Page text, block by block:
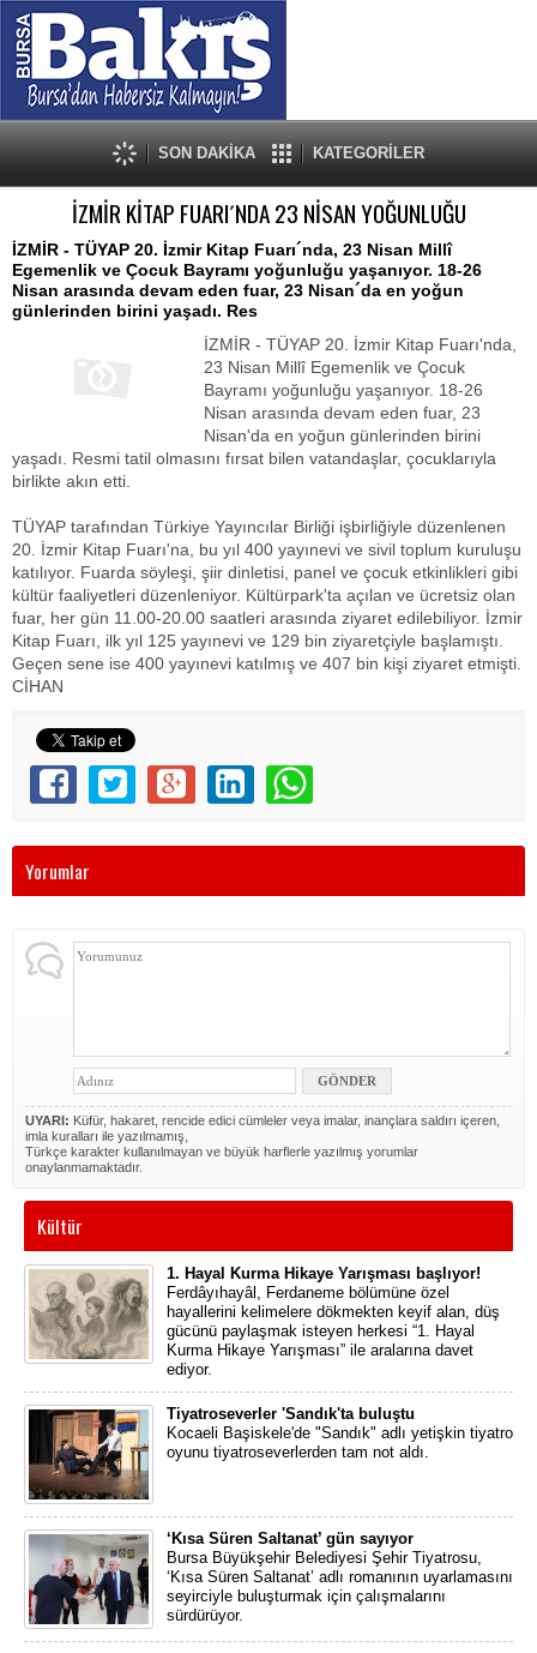
SON DAKİKA KATEGORİLER
İZMİR KİTAP FUARI´NDA 23 NİSAN YOĞUNLUĞU
İZMİR - TÜYAP 20. İzmir Kitap Fuarı´nda, 23 Nisan Millî
Egemenlik ve Çocuk Bayramı yoğunluğu yaşanıyor. 18-26
Nisan arasında devam eden fuar, 23 Nisan´da en yoğun
günlerinden birini yaşadı. Res
İZMİR - TÜYAP 20. İzmir Kitap Fuarı'nda,
23 Nisan Millî Egemenlik ve Çocuk
Bayramı yoğunluğu yaşanıyor. 18-26
Nisan arasında devam eden fuar, 23
Nisan'da en yoğun günlerinden birini
yaşadı. Resmi tatil olmasını fırsat bilen vatandaşlar, çocuklarıyla
birlikte akın etti.
TÜYAP tarafından Türkiye Yayıncılar Birliği işbirliğiyle düzenlenen
20. İzmir Kitap Fuarı'na, bu yıl 400 yayınevi ve sivil toplum kuruluşu
katılıyor. Fuarda söyleşi, şiir dinletisi, panel ve çocuk etkinlikleri gibi
kültür faaliyetleri düzenleniyor. Kültürpark'ta açılan ve ücretsiz olan
fuar, her gün 11.00-20.00 saatleri arasında ziyaret edilebiliyor. İzmir
Kitap Fuarı, ilk yıl 125 yayınevi ve 129 bin ziyaretçiyle başlamıştı.
Geçen sene ise 400 yayınevi katılmış ve 407 bin kişi ziyaret etmişti.
CİHAN
Yorumlar
UYARI: Küfür, hakaret, rencide edici cümleler veya imalar, inançlara saldırı içeren,
imla kuralları ile yazılmamış,
Türkçe karakter kullanılmayan ve büyük harflerle yazılmış yorumlar
onaylanmamaktadır.
Kültür
1. Hayal Kurma Hikaye Yarışması başlıyor!
Ferdâyıhayâl, Ferdaneme bölümüne özel
hayallerini kelimelere dökmekten keyif alan, düş
gücünü paylaşmak isteyen herkesi “1. Hayal
Kurma Hikaye Yarışması” ile aralarına davet
ediyor.
Tiyatroseverler 'Sandık'ta buluştu
Kocaeli Başiskele'de "Sandık" adlı yetişkin tiyatro
oyunu tiyatroseverlerden tam not aldı.
‘Kısa Süren Saltanat’ gün sayıyor
Bursa Büyükşehir Belediyesi Şehir Tiyatrosu,
‘Kısa Süren Saltanat’ adlı romanının uyarlamasını
seyirciyle buluşturmak için çalışmalarını
sürdürüyor.